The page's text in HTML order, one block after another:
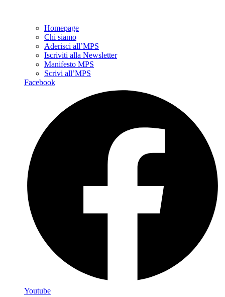
Homepage
Chi siamo
Aderisci all’MPS
Iscriviti alla Newsletter
Manifesto MPS
Scrivi all’MPS
Facebook
Youtube